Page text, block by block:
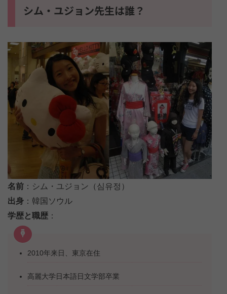
シム・ユジョン先生は誰？
名前 ：シム・ユジョン（심유정）
出身 ：韓国ソウル
学歴と職歴 ：
2010年来日、東京在住
高麗大学日本語日文学部卒業